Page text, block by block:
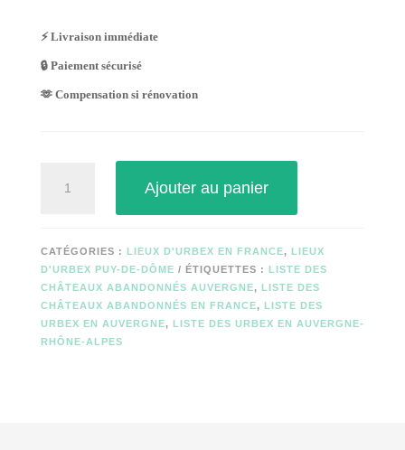
⚡ Livraison immédiate
🔒 Paiement sécurisé
🫶 Compensation si rénovation
(réhabilité)
Ajouter au panier
CATÉGORIES : LIEUX D'URBEX EN FRANCE, LIEUX
D'URBEX PUY-DE-DÔME
ÉTIQUETTES : LISTE DES
CHÂTEAUX ABANDONNÉS AUVERGNE, LISTE DES
CHÂTEAUX ABANDONNÉS EN FRANCE, LISTE DES
URBEX EN AUVERGNE, LISTE DES URBEX EN AUVERGNE-
RHÔNE-ALPES